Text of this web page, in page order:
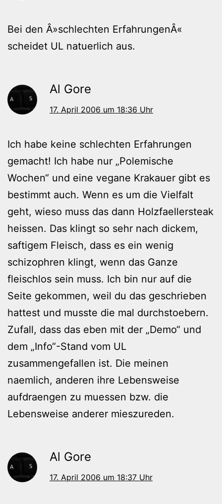
Bei den Â»schlechten ErfahrungenÂ«
scheidet UL natuerlich aus.
Al Gore
17. April 2006 um 18:36 Uhr
Ich habe keine schlechten Erfahrungen
gemacht! Ich habe nur „Polemische
Wochen“ und eine vegane Krakauer gibt es
bestimmt auch. Wenn es um die Vielfalt
geht, wieso muss das dann Holzfaellersteak
heissen. Das klingt so sehr nach dickem,
saftigem Fleisch, dass es ein wenig
schizophren klingt, wenn das Ganze
fleischlos sein muss. Ich bin nur auf die
Seite gekommen, weil du das geschrieben
hattest und musste die mal durchstoebern.
Zufall, dass das eben mit der „Demo“ und
dem „Info“-Stand vom UL
zusammengefallen ist. Die meinen
naemlich, anderen ihre Lebensweise
aufdraengen zu muessen bzw. die
Lebensweise anderer mieszureden.
Al Gore
17. April 2006 um 18:37 Uhr